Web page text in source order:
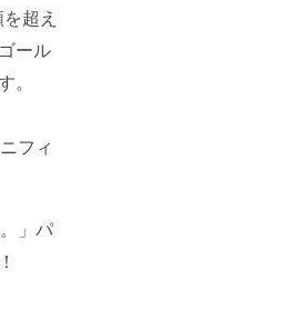
超え
ール
。
フィ
」パ